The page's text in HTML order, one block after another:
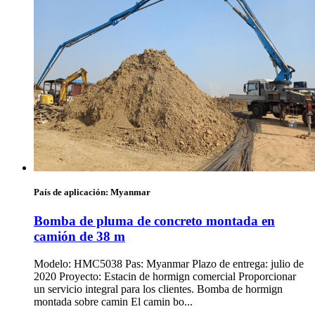
País de aplicación: Myanmar
Bomba de pluma de concreto montada en
camión de 38 m
Modelo: HMC5038 Pas: Myanmar Plazo de entrega: julio de
2020 Proyecto: Estacin de hormign comercial Proporcionar
un servicio integral para los clientes. Bomba de hormign
montada sobre camin El camin bo...